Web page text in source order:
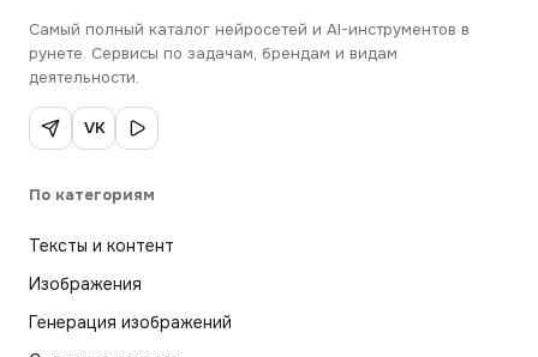
Самый полный каталог нейросетей и AI-инструментов в
рунете. Сервисы по задачам, брендам и видам
деятельности.
VK
По категориям
Тексты и контент
Изображения
Генерация изображений